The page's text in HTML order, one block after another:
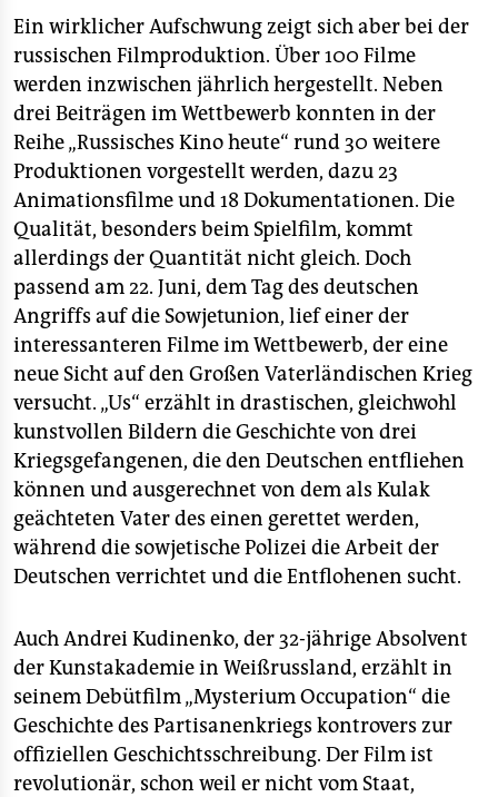
Ein wirklicher Aufschwung zeigt sich aber bei der
russischen Filmproduktion. Über 100 Filme
werden inzwischen jährlich hergestellt. Neben
drei Beiträgen im Wettbewerb konnten in der
Reihe „Russisches Kino heute“ rund 30 weitere
Produktionen vorgestellt werden, dazu 23
Animationsfilme und 18 Dokumentationen. Die
Qualität, besonders beim Spielfilm, kommt
allerdings der Quantität nicht gleich. Doch
passend am 22. Juni, dem Tag des deutschen
Angriffs auf die Sowjetunion, lief einer der
interessanteren Filme im Wettbewerb, der eine
neue Sicht auf den Großen Vaterländischen Krieg
versucht. „Us“ erzählt in drastischen, gleichwohl
kunstvollen Bildern die Geschichte von drei
Kriegsgefangenen, die den Deutschen entfliehen
können und ausgerechnet von dem als Kulak
geächteten Vater des einen gerettet werden,
während die sowjetische Polizei die Arbeit der
Deutschen verrichtet und die Entflohenen sucht.
Auch Andrei Kudinenko, der 32-jährige Absolvent
der Kunstakademie in Weißrussland, erzählt in
seinem Debütfilm „Mysterium Occupation“ die
Geschichte des Partisanenkriegs kontrovers zur
offiziellen Geschichtsschreibung. Der Film ist
revolutionär, schon weil er nicht vom Staat,